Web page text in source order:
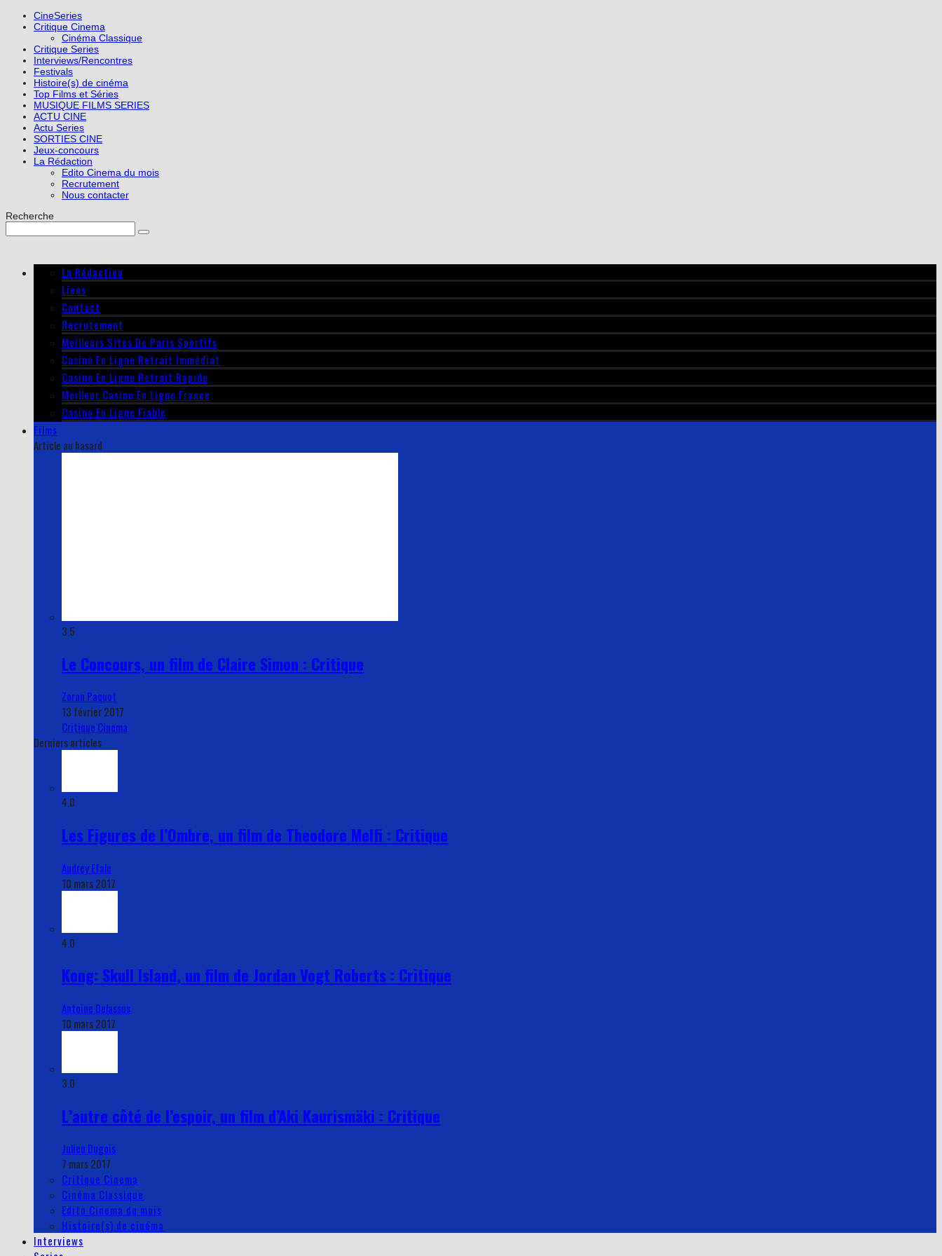
CineSeries
Critique Cinema
Cinéma Classique
Critique Series
Interviews/Rencontres
Festivals
Histoire(s) de cinéma
Top Films et Séries
MUSIQUE FILMS SERIES
ACTU CINE
Actu Series
SORTIES CINE
Jeux-concours
La Rédaction
Edito Cinema du mois
Recrutement
Nous contacter
Recherche
La Rédaction
Liens
Contact
Recrutement
Meilleurs Sites De Paris Sportifs
Casino En Ligne Retrait Immédiat
Casino En Ligne Retrait Rapide
Meilleur Casino En Ligne France
Casino En Ligne Fiable
Films
Article au hasard
3.5
Le Concours, un film de Claire Simon : Critique
Zoran Paquot
13 février 2017
Critique Cinema
Derniers articles
4.0
Les Figures de l’Ombre, un film de Theodore Melfi : Critique
Audrey Efale
10 mars 2017
4.0
Kong: Skull Island, un film de Jordan Vogt Roberts : Critique
Antoine Delassus
10 mars 2017
3.0
L’autre côté de l’espoir, un film d’Aki Kaurismäki : Critique
Julien Dugois
7 mars 2017
Critique Cinema
Cinéma Classique
Edito Cinema du mois
Histoire(s) de cinéma
Interviews